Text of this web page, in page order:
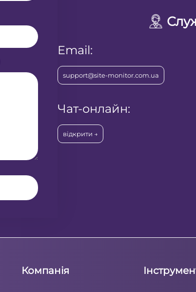
Email:
support@site-monitor.com.ua
Чат-онлайн:
відкрити →
Компанія